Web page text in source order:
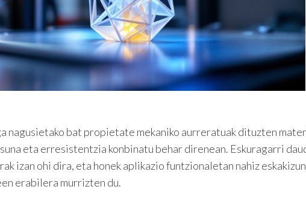
nagusietako bat propietate mekaniko aurreratuak dituzten
eta erresistentzia konbinatu behar direnean. Eskuragarri
izan ohi dira, eta honek aplikazio funtzionaletan nahiz
erabilera murrizten du.